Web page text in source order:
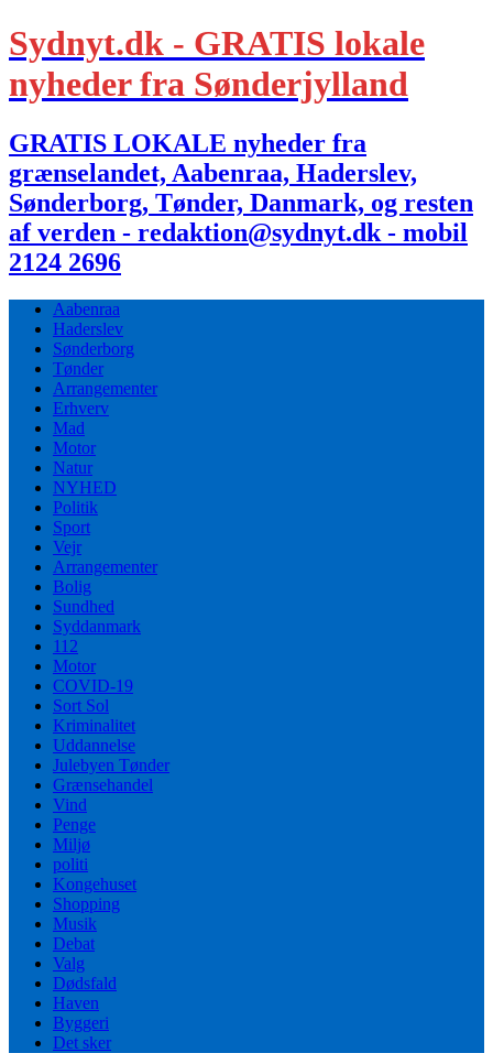
Sydnyt.dk - GRATIS lokale
nyheder fra Sønderjylland
GRATIS LOKALE nyheder fra
grænselandet, Aabenraa, Haderslev,
Sønderborg, Tønder, Danmark, og resten
af verden - redaktion@sydnyt.dk - mobil
2124 2696
Aabenraa
Haderslev
Sønderborg
Tønder
Arrangementer
Erhverv
Mad
Motor
Natur
NYHED
Politik
Sport
Vejr
Arrangementer
Bolig
Sundhed
Syddanmark
112
Motor
COVID-19
Sort Sol
Kriminalitet
Uddannelse
Julebyen Tønder
Grænsehandel
Vind
Penge
Miljø
politi
Kongehuset
Shopping
Musik
Debat
Valg
Dødsfald
Haven
Byggeri
Det sker